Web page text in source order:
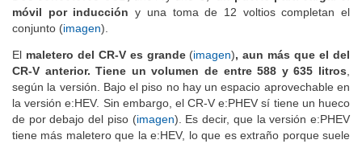
móvil por inducción y una toma de 12 voltios completan el
conjunto (imagen).
El maletero del CR-V es grande (imagen), aun más que el del
CR-V anterior. Tiene un volumen de entre 588 y 635 litros
según la versión. Bajo el piso no hay un espacio aprovechable en
la versión e:HEV. Sin embargo, el CR-V e:PHEV sí tiene un hueco
de por debajo del piso (imagen). Es decir, que la versión e:PHEV
tiene más maletero que la e:HEV, lo que es extraño porque suele